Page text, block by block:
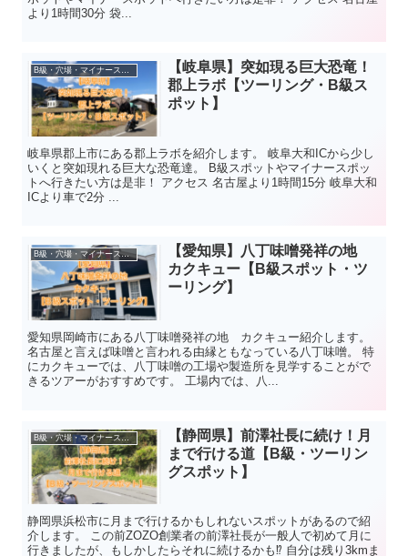
より1時間30分 袋...
【岐阜県】突如現る巨大恐竜！
郡上ラボ【ツーリング・B級ス
ポット】
岐阜県郡上市にある郡上ラボを紹介します。 岐阜大和ICから少し
いくと突如現れる巨大な恐竜達。 B級スポットやマイナースポッ
トへ行きたい方は是非！ アクセス 名古屋より1時間15分 岐阜大和
ICより車で2分 ...
B級・穴場・マイナースポット
【愛知県】八丁味噌発祥の地
カクキュー【B級スポット・ツ
ーリング】
愛知県岡崎市にある八丁味噌発祥の地 カクキュー紹介します。
名古屋と言えば味噌と言われる由縁ともなっている八丁味噌。 特
にカクキューでは、八丁味噌の工場や製造所を見学することがで
きるツアーがおすすめです。 工場内では、八...
B級・穴場・マイナースポット
【静岡県】前澤社長に続け！月
まで行ける道【B級・ツーリン
グスポット】
静岡県浜松市に月まで行けるかもしれないスポットがあるので紹
介します。 この前ZOZO創業者の前澤社長が一般人で初めて月に
行きましたが、もしかしたらそれに続けるかも⁉ 自分は残り3kmま